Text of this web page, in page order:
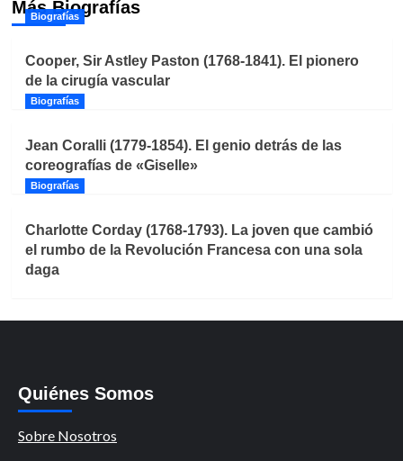
Más Biografías
Biografías
Cooper, Sir Astley Paston (1768-1841). El pionero
de la cirugía vascular
Biografías
Jean Coralli (1779-1854). El genio detrás de las
coreografías de «Giselle»
Biografías
Charlotte Corday (1768-1793). La joven que cambió
el rumbo de la Revolución Francesa con una sola
daga
Quiénes Somos
Sobre Nosotros